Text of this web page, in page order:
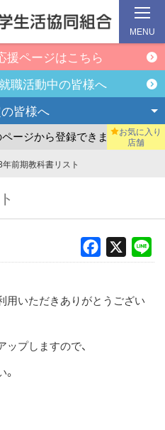
援ページはこちら
職活動中の皆様へ
皆様へ
ジから登録できます。 ま
お気に入り
店舗
MENU
前期教科書リスト
Facebook
用いただきありがとうござい
プしますので、